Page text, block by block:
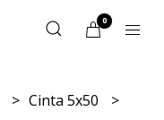
0
Cinta 5x50